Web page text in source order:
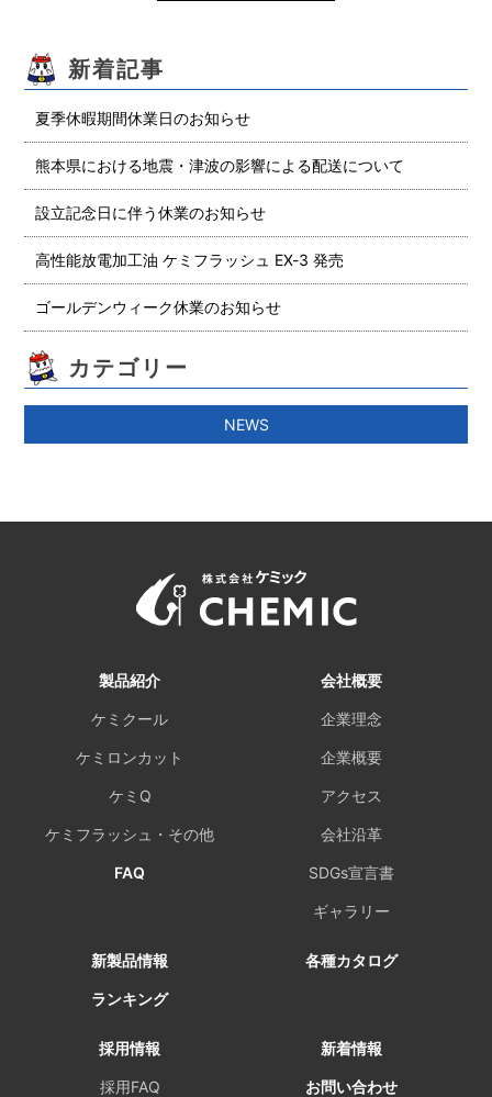
新着記事
夏季休暇期間休業日のお知らせ
熊本県における地震・津波の影響による配送について
設立記念日に伴う休業のお知らせ
高性能放電加工油 ケミフラッシュ EX-3 発売
ゴールデンウィーク休業のお知らせ
カテゴリー
NEWS
製品紹介
ケミクール
ケミロンカット
ケミQ
ケミフラッシュ・その他
FAQ
新製品情報
ランキング
各種カタログ
会社概要
企業理念
企業概要
アクセス
会社沿革
SDGs宣言書
ギャラリー
採用情報
採用FAQ
新着情報
お問い合わせ